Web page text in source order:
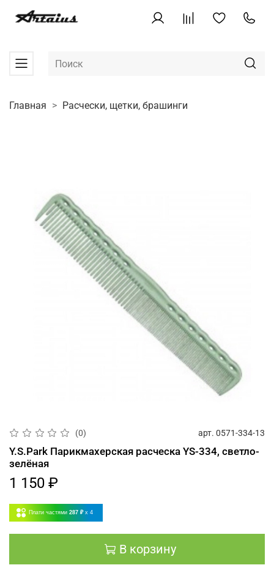
Главная Расчески, щетки, брашинги
(0) арт. 0571-334-13
Y.S.Park Парикмахерская расческа YS-334, светло-
зелёная
1 150 ₽
Плати частями 287 ₽ x 4
В корзину